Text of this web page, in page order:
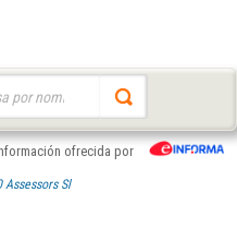
ofrecida por
Assessors Sl